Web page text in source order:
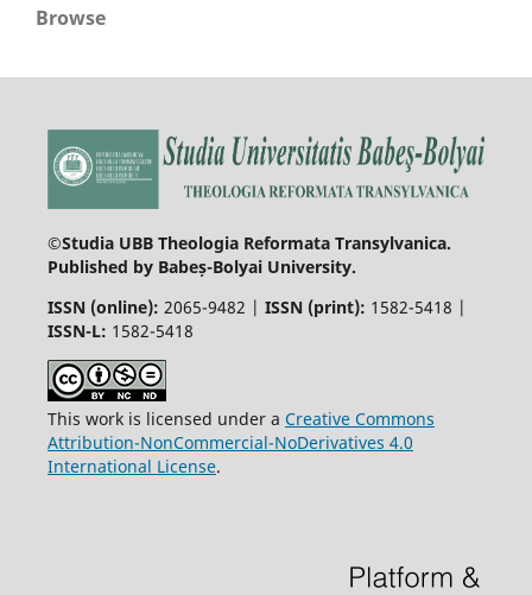
Browse
©Studia UBB Theologia Reformata Transylvanica.
Published by Babeș-Bolyai University.
ISSN (online): 2065-9482 | ISSN (print): 1582-5418 |
ISSN-L: 1582-5418
This work is licensed under a Creative Commons
Attribution-NonCommercial-NoDerivatives 4.0
International License.